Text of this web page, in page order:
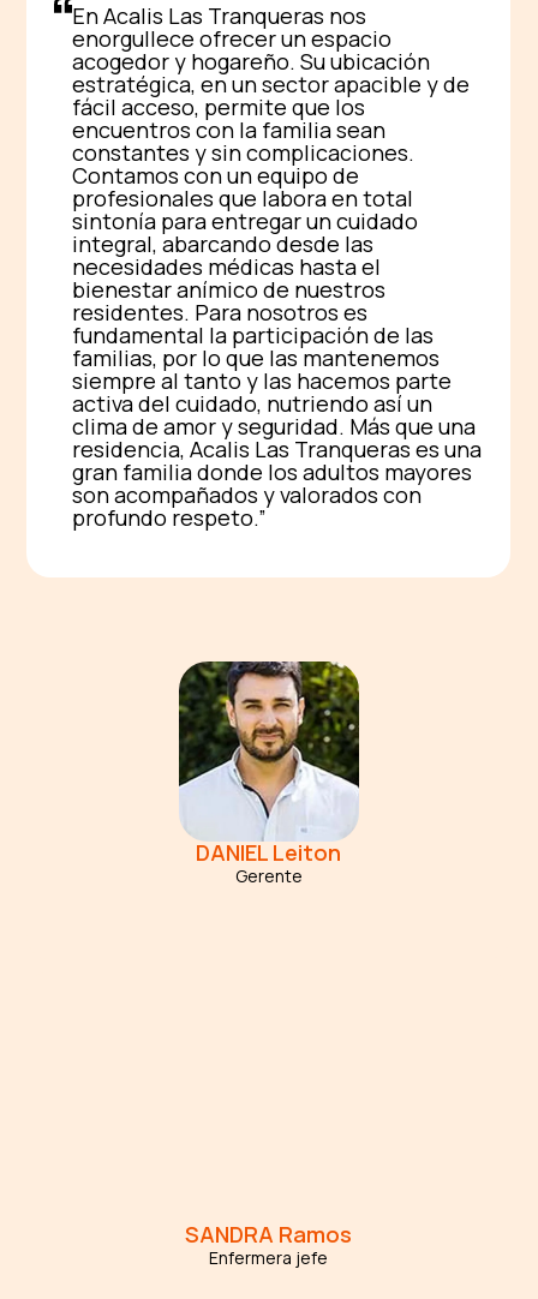
En Acalis Las Tranqueras nos
enorgullece ofrecer un espacio
acogedor y hogareño. Su ubicación
estratégica, en un sector apacible y de
fácil acceso, permite que los
encuentros con la familia sean
constantes y sin complicaciones.
Contamos con un equipo de
profesionales que labora en total
sintonía para entregar un cuidado
integral, abarcando desde las
necesidades médicas hasta el
bienestar anímico de nuestros
residentes. Para nosotros es
fundamental la participación de las
familias, por lo que las mantenemos
siempre al tanto y las hacemos parte
activa del cuidado, nutriendo así un
clima de amor y seguridad. Más que una
residencia, Acalis Las Tranqueras es una
gran familia donde los adultos mayores
son acompañados y valorados con
profundo respeto.
DANIEL Leiton
Gerente
SANDRA Ramos
Enfermera jefe